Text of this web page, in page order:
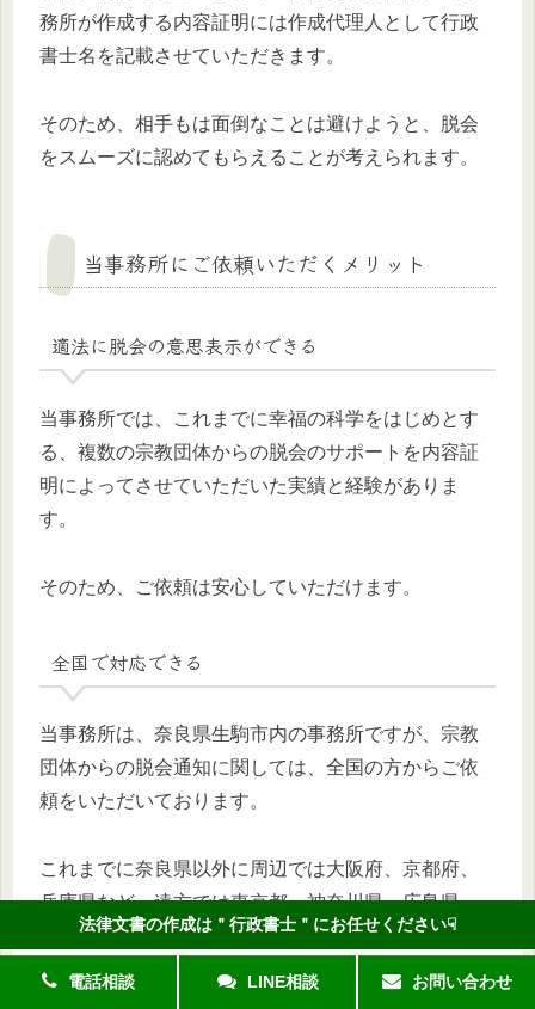
務所が作成する内容証明には作成代理人として行政
書士名を記載させていただきます。
そのため、相手もは面倒なことは避けようと、脱会
をスムーズに認めてもらえることが考えられます。
当事務所にご依頼いただくメリット
適法に脱会の意思表示ができる
当事務所では、これまでに幸福の科学をはじめとす
る、複数の宗教団体からの脱会のサポートを内容証
明によってさせていただいた実績と経験がありま
す。
そのため、ご依頼は安心していただけます。
全国で対応できる
当事務所は、奈良県生駒市内の事務所ですが、宗教
団体からの脱会通知に関しては、全国の方からご依
頼をいただいております。
これまでに奈良県以外に周辺では大阪府、京都府、
兵庫県など、遠方では東京都、神奈川県、広島県、
沖縄県、北海道等からのご依頼に対応させていただ
いた経験があります。
法律文書の作成は＂行政書士＂にお任せください☟
電話相談 LINE相談 お問い合わせ